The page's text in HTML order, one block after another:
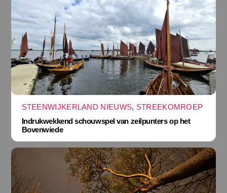
STEENWIJKERLAND NIEUWS, STREEKOMROEP
Indrukwekkend schouwspel van zeilpunters op het
Bovenwiede